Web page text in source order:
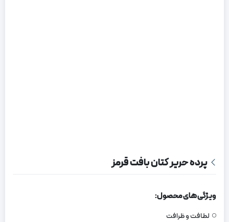
پرده حریر کتان بافت قرمز
ویژگی های محصول:
لطافت و ظرافت